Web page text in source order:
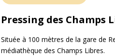
Pressing des Champs
Située à 100 mètres de la gare de
médiathèque des Champs Libres.